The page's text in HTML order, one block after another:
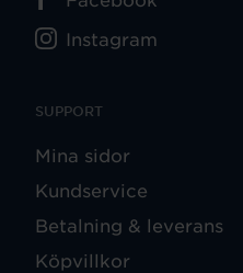
SUPPORT
Mina sidor
Kundservice
Betalning & leverans
Köpvillkor
Instagram